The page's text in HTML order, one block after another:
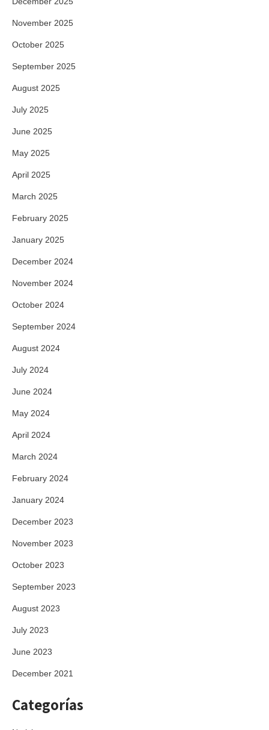
November 2025
October 2025
September 2025
August 2025
July 2025
June 2025
May 2025
April 2025
March 2025
February 2025
January 2025
December 2024
November 2024
October 2024
September 2024
August 2024
July 2024
June 2024
May 2024
April 2024
March 2024
February 2024
January 2024
December 2023
November 2023
October 2023
September 2023
August 2023
July 2023
June 2023
December 2021
Categorías